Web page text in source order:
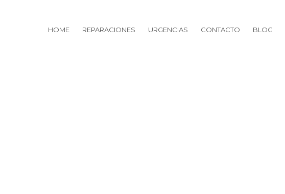
HOME REPARACIONES URGENCIAS CONTACTO BLOG